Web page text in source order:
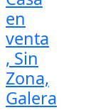
en
venta
, Sin
Zona,
Galera